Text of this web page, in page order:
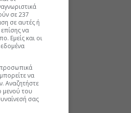
σε 237
σε αυτές ή
να
Εμείς και οι
να
Αναζητήστε
μενού του
σας